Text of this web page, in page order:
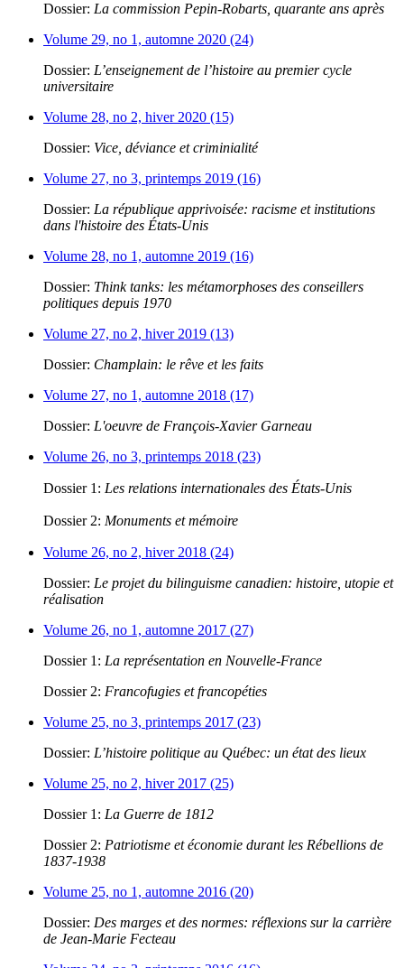
Dossier: La commission Pepin-Robarts, quarante ans après
Volume 29, no 1, automne 2020 (24)
Dossier: L’enseignement de l’histoire au premier cycle
universitaire
Volume 28, no 2, hiver 2020 (15)
Dossier: Vice, déviance et criminialité
Volume 27, no 3, printemps 2019 (16)
Dossier: La république apprivoisée: racisme et institutions
dans l'histoire des États-Unis
Volume 28, no 1, automne 2019 (16)
Dossier: Think tanks: les métamorphoses des conseillers
politiques depuis 1970
Volume 27, no 2, hiver 2019 (13)
Dossier: Champlain: le rêve et les faits
Volume 27, no 1, automne 2018 (17)
Dossier: L'oeuvre de François-Xavier Garneau
Volume 26, no 3, printemps 2018 (23)
Dossier 1: Les relations internationales des États-Unis
Dossier 2: Monuments et mémoire
Volume 26, no 2, hiver 2018 (24)
Dossier: Le projet du bilinguisme canadien: histoire, utopie et
réalisation
Volume 26, no 1, automne 2017 (27)
Dossier 1: La représentation en Nouvelle-France
Dossier 2: Francofugies et francopéties
Volume 25, no 3, printemps 2017 (23)
Dossier: L’histoire politique au Québec: un état des lieux
Volume 25, no 2, hiver 2017 (25)
Dossier 1: La Guerre de 1812
Dossier 2: Patriotisme et économie durant les Rébellions de
1837-1938
Volume 25, no 1, automne 2016 (20)
Dossier: Des marges et des normes: réflexions sur la carrière
de Jean-Marie Fecteau